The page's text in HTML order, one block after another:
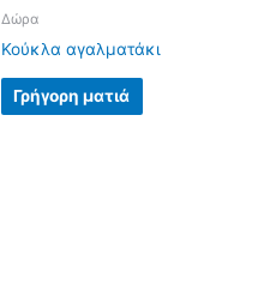
Δώρα
Κούκλα αγαλματάκι
Γρήγορη ματιά